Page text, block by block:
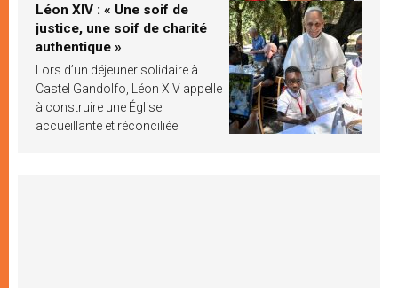
Léon XIV : « Une soif de
justice, une soif de charité
authentique »
Lors d’un déjeuner solidaire à
Castel Gandolfo, Léon XIV appelle
à construire une Église
accueillante et réconciliée